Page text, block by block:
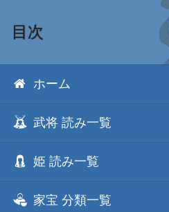
目次
ホーム
武将 読み一覧
姫 読み一覧
家宝 分類一覧